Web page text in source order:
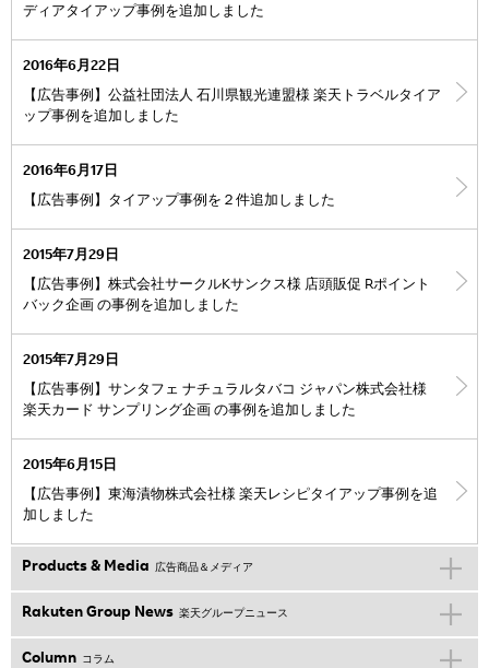
ディアタイアップ事例を追加しました
2016年6月22日
【広告事例】公益社団法人 石川県観光連盟様 楽天トラベルタイア
ップ事例を追加しました
2016年6月17日
【広告事例】タイアップ事例を２件追加しました
2015年7月29日
【広告事例】株式会社サークルKサンクス様 店頭販促 Rポイント
バック企画 の事例を追加しました
2015年7月29日
【広告事例】サンタフェ ナチュラルタバコ ジャパン株式会社様
楽天カード サンプリング企画 の事例を追加しました
2015年6月15日
【広告事例】東海漬物株式会社様 楽天レシピタイアップ事例を追
加しました
Products & Media 広告商品＆メディア
Rakuten Group News 楽天グループニュース
Column コラム